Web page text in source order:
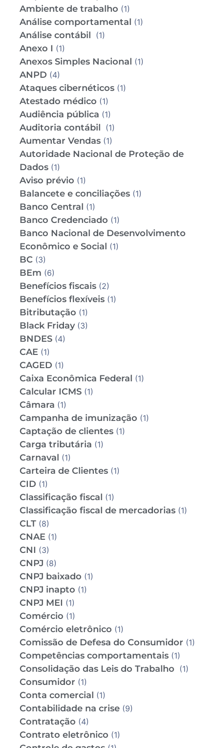
Ambiente de trabalho (1)
Análise comportamental (1)
Análise contábil (1)
Anexo I (1)
Anexos Simples Nacional (1)
ANPD (4)
Ataques cibernéticos (1)
Atestado médico (1)
Audiência pública (1)
Auditoria contábil (1)
Aumentar Vendas (1)
Autoridade Nacional de Proteção de
Dados (1)
Aviso prévio (1)
Balancete e conciliações (1)
Banco Central (1)
Banco Credenciado (1)
Banco Nacional de Desenvolvimento
Econômico e Social (1)
BC (3)
BEm (6)
Benefícios fiscais (2)
Benefícios flexíveis (1)
Bitributação (1)
Black Friday(3)
BNDES (4)
CAE (1)
CAGED (1)
Caixa Econômica Federal (1)
Calcular ICMS (1)
Câmara (1)
Campanha de imunização (1)
Captação de clientes (1)
Carga tributária (1)
Carnaval (1)
Carteira de Clientes (1)
CID (1)
Classificação fiscal (1)
Classificação fiscal de mercadorias (1)
CLT (8)
CNAE (1)
CNI (3)
CNPJ (8)
CNPJ baixado (1)
CNPJ inapto (1)
CNPJ MEI (1)
Comércio (1)
Comércio eletrônico (1)
Comissão de Defesa do Consumidor (1)
Competências comportamentais (1)
Consolidação das Leis do Trabalho (1)
Consumidor (1)
Conta comercial (1)
Contabilidade na crise (9)
Contratação (4)
Contrato eletrônico (1)